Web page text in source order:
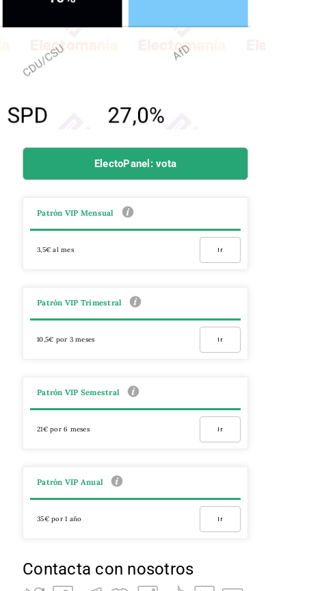
ElectoPanel: vota
Patrón VIP Mensual
3,5€ al mes Ir
Patrón VIP Trimestral
10,5€ por 3 meses Ir
Patrón VIP Semestral
21€ por 6 meses Ir
Patrón VIP Anual
35€ por 1 año Ir
Contacta con nosotros